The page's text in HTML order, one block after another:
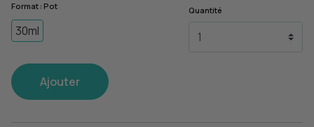
Format : Pot
30ml
Quantité
Ajouter